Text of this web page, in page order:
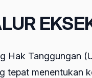
Hak Tanggungan
tepat